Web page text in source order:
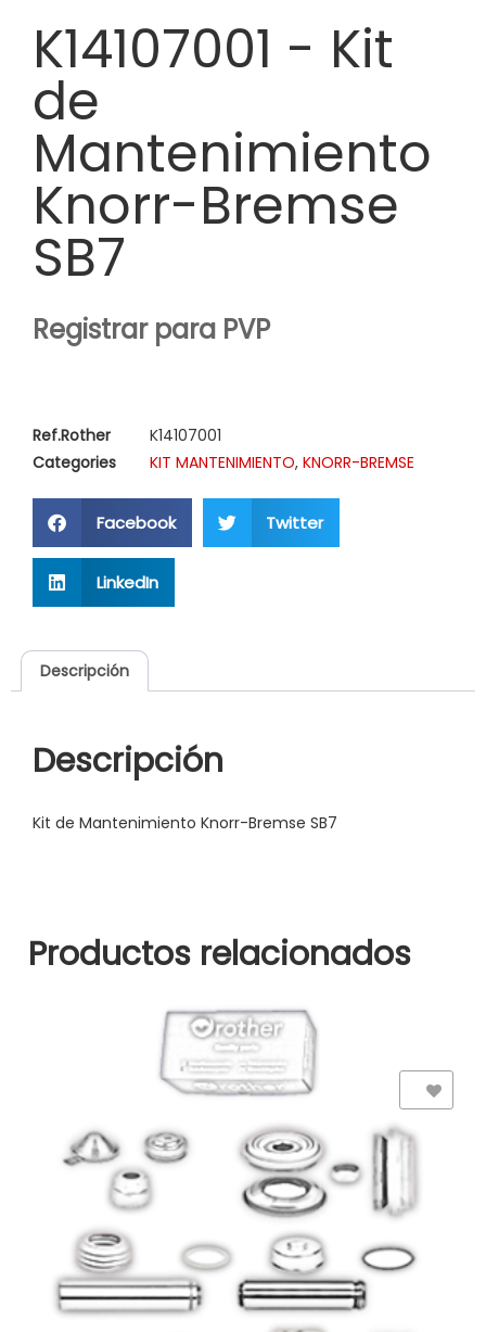
K14107001 - Kit
de
Mantenimiento
Knorr-Bremse
SB7
Registrar para PVP
Ref.Rother
K14107001
Categories
KIT MANTENIMIENTO, KNORR-BREMSE
Facebook Twitter
LinkedIn
Descripción
Descripción
Kit de Mantenimiento Knorr-Bremse SB7
Productos relacionados
Add to Wishlist